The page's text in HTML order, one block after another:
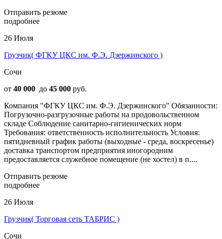
Отправить резюме
подробнее
26 Июля
Грузчик( ФГКУ ЦКС им. Ф.Э. Дзержинского )
Сочи
от 40 000 до 45 000 руб.
Компания "ФГКУ ЦКС им. Ф.Э. Дзержинского" Обязанности:
Погрузочно-разгрузочные работы на продовольственном
складе Соблюдение санитарно-гигиенических норм
Требования: ответственность исполнительность Условия:
пятидневный график работы (выходные - среда, воскресенье)
доставка транспортом предприятия иногородним
предоставляется служебное помещение (не хостел) в п....
Отправить резюме
подробнее
26 Июля
Грузчик( Торговая сеть ТАБРИС )
Сочи